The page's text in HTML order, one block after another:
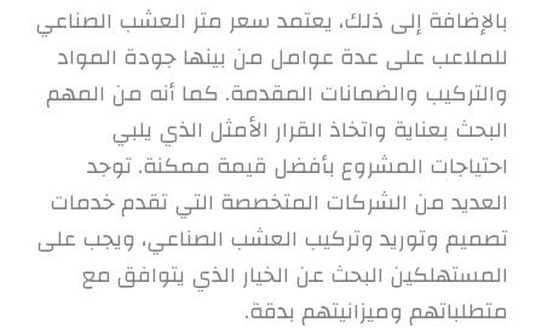
بالإضافة إلى ذلك، يعتمد سعر متر العشب الصناعي
للملاعب على عدة عوامل من بينها جودة المواد
والتركيب والضمانات المقدمة. كما أنه من المهم
البحث بعناية واتخاذ القرار الأمثل الذي يلبي
احتياجات المشروع بأفضل قيمة ممكنة. توجد
العديد من الشركات المتخصصة التي تقدم خدمات
تصميم وتوريد وتركيب العشب الصناعي، ويجب على
المستهلكين البحث عن الخيار الذي يتوافق مع
متطلباتهم وميزانيتهم بدقة.